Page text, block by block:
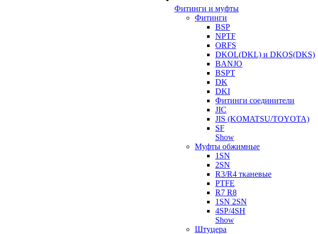
Фитинги и муфты
Фитинги
BSP
NPTF
ORFS
DKOL(DKL) и DKOS(DKS)
BANJO
BSPT
DK
DKI
Фитинги соединители
JIC
JIS (KOMATSU/TOYOTA)
SF
Show
Муфты обжимные
1SN
2SN
R3/R4 тканевые
PTFE
R7 R8
1SN 2SN
4SP/4SH
Show
Штуцера